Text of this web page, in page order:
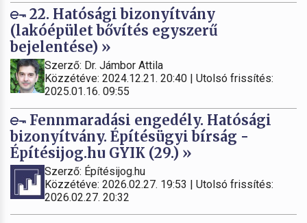
22. Hatósági bizonyítvány
(lakóépület bővítés egyszerű
bejelentése) »
Szerző: Dr. Jámbor Attila
Közzétéve: 2024.12.21. 20:40 | Utolsó frissítés:
2025.01.16. 09:55
Fennmaradási engedély. Hatósági
bizonyítvány. Építésügyi bírság -
Építésijog.hu GYIK (29.) »
Szerző: Építésijog.hu
Közzétéve: 2026.02.27. 19:53 | Utolsó frissítés:
2026.02.27. 20:32